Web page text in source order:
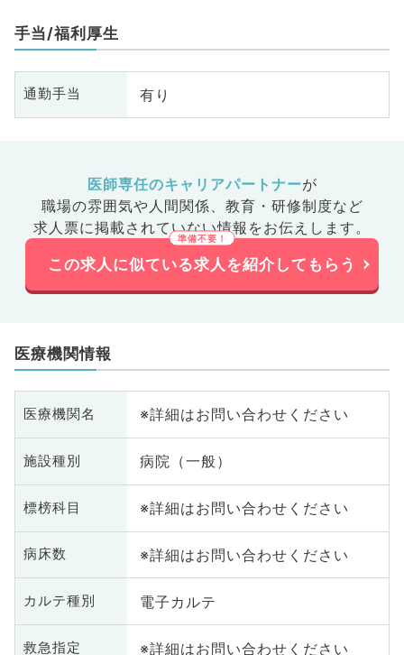
手当/福利厚生
通勤手当 有り
医師専任のキャリアパートナーが
職場の雰囲気や人間関係、 教育・研修制度など
求人票に掲載されていない情報をお伝えします。
この求人に似ている求人を紹介してもらう
医療機関情報
医療機関名 ※詳細はお問い合わせください
施設種別 病院（一般）
標榜科目 ※詳細はお問い合わせください
病床数 ※詳細はお問い合わせください
カルテ種別 電子カルテ
救急指定 ※詳細はお問い合わせください